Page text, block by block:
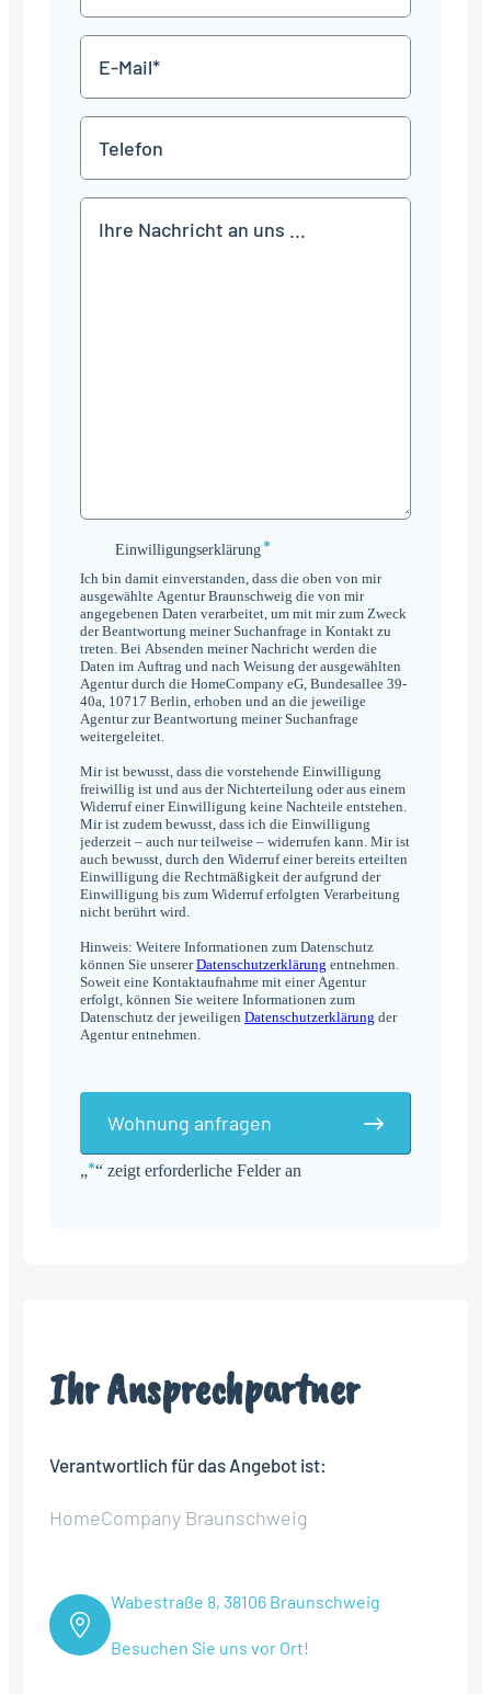
„*“ zeigt erforderliche Felder an
Mail
*
Einwilligungserklärung
Einwilligungserklärung*
Ich bin damit einverstanden, dass die oben von mir
ausgewählte Agentur Braunschweig die von mir
angegebenen Daten verarbeitet, um mit mir zum Zweck
der Beantwortung meiner Suchanfrage in Kontakt zu
treten. Bei Absenden meiner Nachricht werden die
Daten im Auftrag und nach Weisung der ausgewählten
Agentur durch die HomeCompany eG, Bundesallee 39-
40a, 10717 Berlin, erhoben und an die jeweilige
Agentur zur Beantwortung meiner Suchanfrage
weitergeleitet.
Mir ist bewusst, dass die vorstehende Einwilligung
freiwillig ist und aus der Nichterteilung oder aus einem
Widerruf einer Einwilligung keine Nachteile entstehen.
Mir ist zudem bewusst, dass ich die Einwilligung
jederzeit – auch nur teilweise – widerrufen kann. Mir ist
auch bewusst, durch den Widerruf einer bereits erteilten
Einwilligung die Rechtmäßigkeit der aufgrund der
Einwilligung bis zum Widerruf erfolgten Verarbeitung
nicht berührt wird.
Hinweis: Weitere Informationen zum Datenschutz
können Sie unsererDatenschutzerklärung entnehmen.
Soweit eine Kontaktaufnahme mit einer Agentur
erfolgt, können Sie weitere Informationen zum
Datenschutz der jeweiligen Datenschutzerklärung der
Agentur entnehmen.
Wohnung anfragen
Ihr Ansprechpartner
Verantwortlich für das Angebot ist:
HomeCompany Braunschweig
Wabestraße 8, 38106 Braunschweig
Besuchen Sie uns vor Ort!